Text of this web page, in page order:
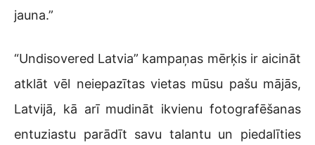
jauna.”
“Undisovered Latvia” kampaņas mērķis ir aicināt
atklāt vēl neiepazītas vietas mūsu pašu mājās,
Latvijā, kā arī mudināt ikvienu fotografēšanas
entuziastu parādīt savu talantu un piedalīties